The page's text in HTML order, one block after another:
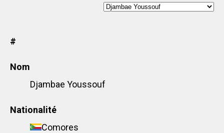
#
Nom
Djambae Youssouf
Nationalité
Comores